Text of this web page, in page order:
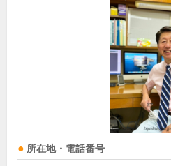
所在地・電話番号